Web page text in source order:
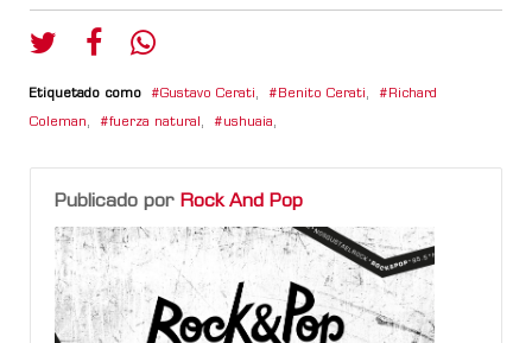
Etiquetado como Gustavo Cerati, Benito Cerati, Richard
Coleman, fuerza natural , ushuaia,
Publicado por Rock And Pop